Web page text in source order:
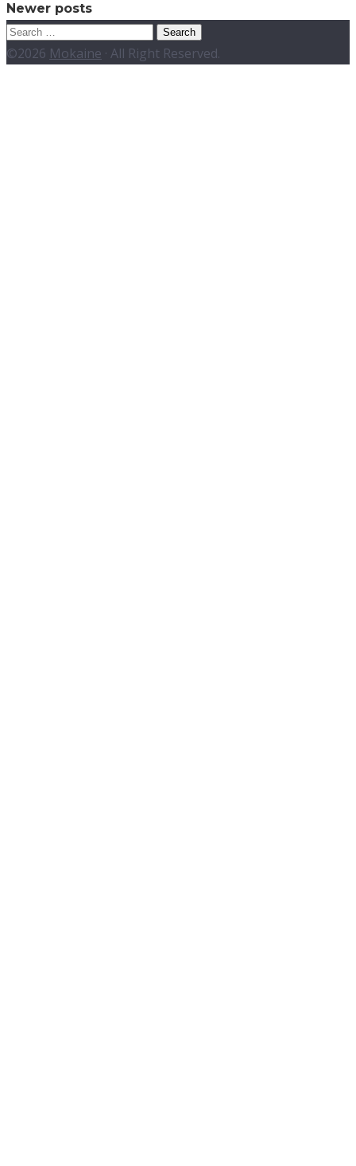
Posts
navigation
Newer posts
Search
for:
©2026 Mokaine · All Right Reserved.